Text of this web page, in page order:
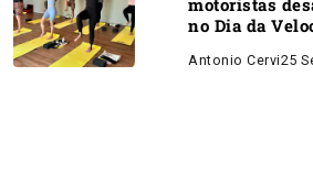
motoristas
no Dia da
Antonio Cervi25